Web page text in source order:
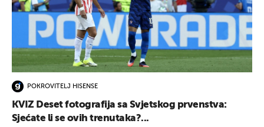
POKROVITELJ HISENSE
KVIZ Deset fotografija sa Svjetskog prvenstva:
Sjećate li se ovih trenutaka?...